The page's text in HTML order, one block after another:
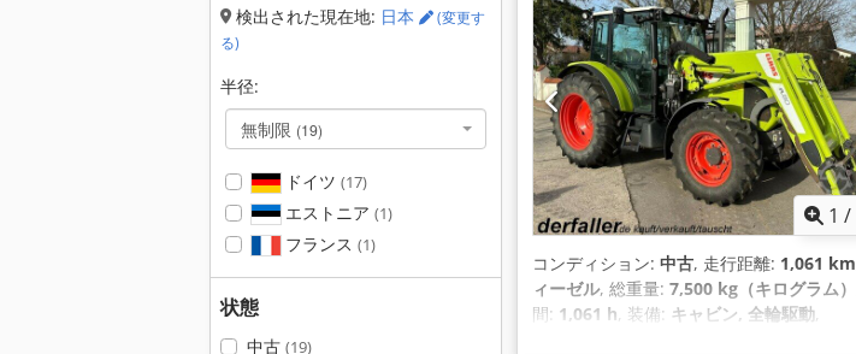
検出された現在地: 日本
(変更す
る)
半径:
無制限 (19)
ドイツ (17)
エストニア (1)
フランス (1)
状態
中古 (19)
1 /
コンディション: 中古, 走行距離: 1,061 km
ィーゼル, 総重量: 7,500 kg（キログラム）
間: 1,061 h, 装備: キャビン, 全輪駆動,